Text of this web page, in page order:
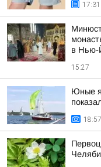
17:31
в Нью-
15:27
Юные
18:57